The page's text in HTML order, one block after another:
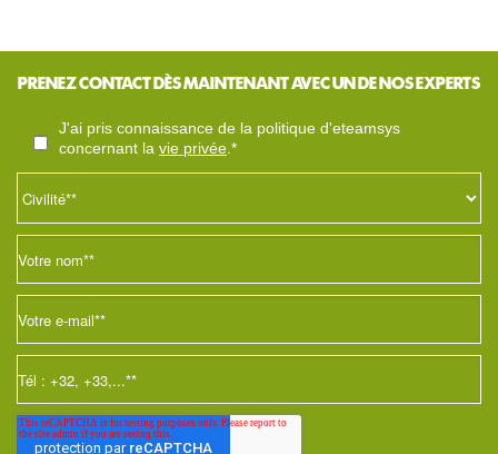
PRENEZ CONTACT DÈS MAINTENANT AVEC UN DE NOS EXPERTS
j'ai pris connaissance de la politique d'eteamsys
concernant la vie privée.*